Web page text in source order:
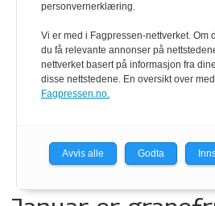
personvernerklæring.
Vi er med i Fagpressen-nettverket. Om
du få relevante annonser på
nettverket basert på informasjon fra
disse nettstedene. En oversikt over
Fagpressen.no.
Avvis alle Godta